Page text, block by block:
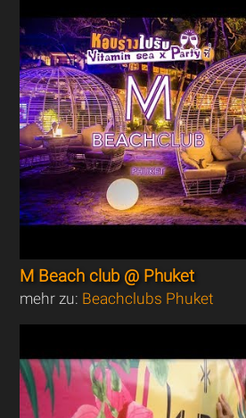
M Beach club @ Phuket
mehr zu: Beachclubs Phuket